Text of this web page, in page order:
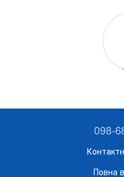
098-
Повна